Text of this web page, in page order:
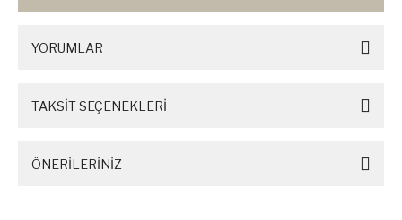
YORUMLAR
TAKSİT SEÇENEKLERİ
ÖNERİLERİNİZ